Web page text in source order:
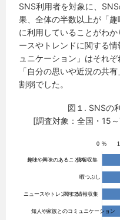
SNS利用者を対象に、
果、全体の半数以上が「趣
に利用していることがわ
ースやトレンドに関する
ュニケーション」はそれ
「自分の思いや近況の共
割弱でした。
図１. SNSの
[調査対象：全国・15